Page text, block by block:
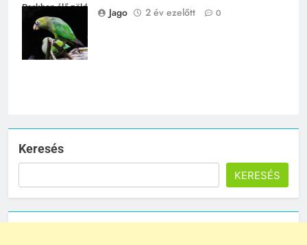
Parkban élő zöld
papagájok a fák
ágán pihennek.
Jago
2 év ezelőtt 0
Keresés
KERESÉS